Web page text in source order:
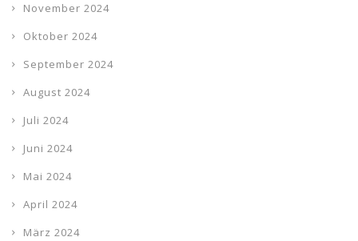
November 2024
Oktober 2024
September 2024
August 2024
Juli 2024
Juni 2024
Mai 2024
April 2024
März 2024